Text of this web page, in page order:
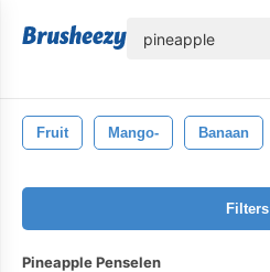
Fruit Mango- Banaan
Filters
Pineapple Penselen